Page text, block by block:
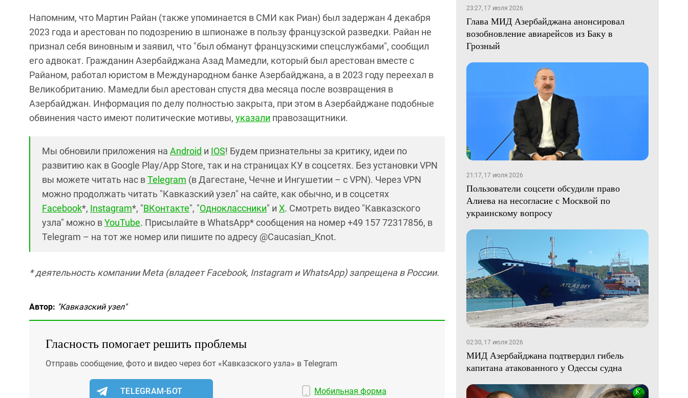
Напомним, что Мартин Райан (также упоминается в СМИ как Риан) был задержан 4 декабря
2023 года и арестован по подозрению в шпионаже в пользу французской разведки. Райан не
признал себя виновным и заявил, что "был обманут французскими спецслужбами", сообщил
его адвокат. Гражданин Азербайджана Азад Мамедли, который был арестован вместе с
Райаном, работал юристом в Международном банке Азербайджана, а в 2023 году переехал в
Великобританию. Мамедли был арестован спустя два месяца после возвращения в
Азербайджан. Информация по делу полностью закрыта, при этом в Азербайджане подобные
обвинения часто имеют политические мотивы, указали правозащитники.
Мы обновили приложения на Android и IOS! Будем признательны за критику, идеи по
развитию как в Google Play/App Store, так и на страницах КУ в соцсетях. Без установки VPN
вы можете читать нас вTelegram (в Дагестане, Чечне и Ингушетии – с VPN). Через VPN
можно продолжать читать "Кавказский узел" на сайте, как обычно, и в соцсетях
Facebook*, Instagram*, "ВКонтакте", "Одноклассники" и X. Смотреть видео "Кавказского
узла" можно вYouTube. Присылайте в WhatsApp* сообщения на номер +49 157 72317856, в
Telegram – на тот же номер или пишите по адресу @Caucasian_Knot.
* деятельность компании Meta (владеет Facebook, Instagram и WhatsApp) запрещена в России.
Автор: "Кавказский узел"
Гласность помогает решить проблемы
Отправь сообщение, фото и видео через бот «Кавказского узла» в Telegram
TELEGRAM-БОТ Мобильная форма
23:27, 17 июля 2026
Глава МИД Азербайджана анонсировал
возобновление авиарейсов из Баку в
Грозный
21:17, 17 июля 2026
Пользователи соцсети обсудили право
Алиева на несогласие с Москвой по
украинскому вопросу
02:30, 17 июля 2026
МИД Азербайджана подтвердил гибель
капитана атакованного у Одессы судна